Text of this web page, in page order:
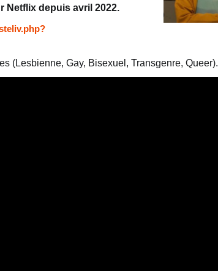
Netflix depuis avril 2022.
(Lesbienne, Gay, Bisexuel, Transgenre, Queer).